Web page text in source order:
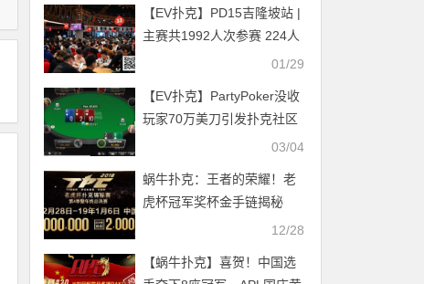
【EV扑克】PD15吉隆坡站 |
主赛共1992人次参赛 224人
晋级第二轮，国人选手孙浩
赛圈
01/29
【EV扑克】PartyPoker没收
玩家70万美刀引发扑克社区
03/04
蜗牛扑克：王者的荣耀！老
虎杯冠军奖杯金手链揭秘
12/28
【蜗牛扑克】喜贺！中国选